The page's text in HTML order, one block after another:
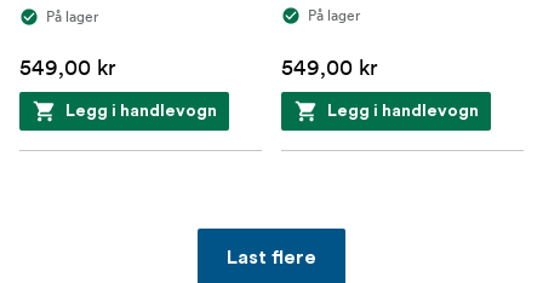
På lager
549,00 kr
Legg i handlevogn
På lager
549,00 kr
Legg i handlevogn
Last flere